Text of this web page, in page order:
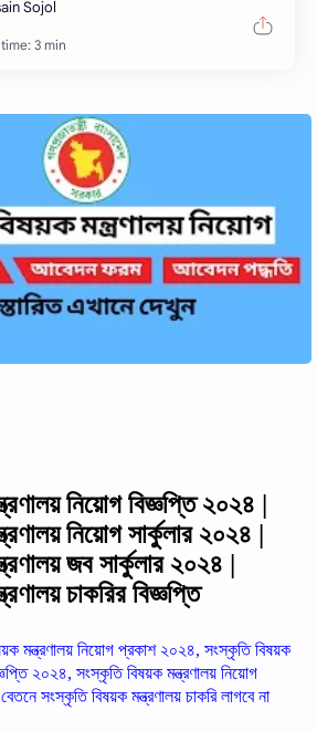
3 min
নিয়োগ বিজ্ঞপ্তি ২০২৪ |
নিয়োগ সার্কুলার ২০২৪ |
জব সার্কুলার ২০২৪ |
চাকরির বিজ্ঞপ্তি
মন্ত্রণালয় নিয়োগ প্রকাশ ২০২৪, সংস্কৃতি বিষয়ক
২০২৪, সংস্কৃতি বিষয়ক মন্ত্রণালয় নিয়োগ
সংস্কৃতি বিষয়ক মন্ত্রণালয় চাকরি লাগবে না